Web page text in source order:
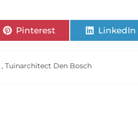
Pinterest LinkedIn
,Tuinarchitect Den Bosch